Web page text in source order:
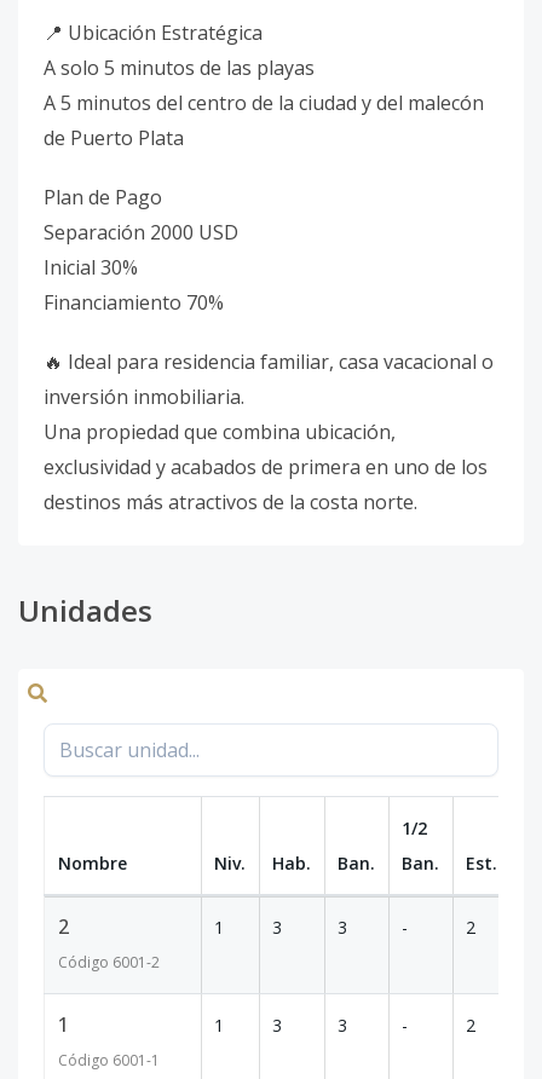
📍 Ubicación Estratégica
A solo 5 minutos de las playas
A 5 minutos del centro de la ciudad y del malecón
de Puerto Plata
Plan de Pago
Separación 2000 USD
Inicial 30%
Financiamiento 70%
🔥 Ideal para residencia familiar, casa vacacional o
inversión inmobiliaria.
Una propiedad que combina ubicación,
exclusividad y acabados de primera en uno de los
destinos más atractivos de la costa norte.
Unidades
Nombre Niv. Hab. Ban.
1/2
Ban.
Est.
2
Código 6001-2
1 3 3 - 2
1
Código 6001-1
1 3 3 - 2